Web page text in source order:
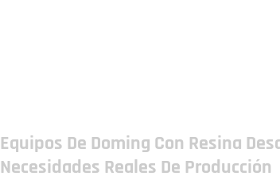
Equipos De Doming Con Resina
Necesidades Reales De Producción